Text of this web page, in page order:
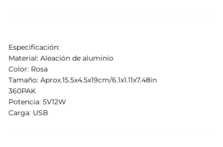
Especificación:
Material: Aleación de aluminio
Color: Rosa
Tamaño: Aprox.15.5x4.5x19cm/6.1x1.11x7.48in
360PAK
Potencia: 5V12W
Carga: USB